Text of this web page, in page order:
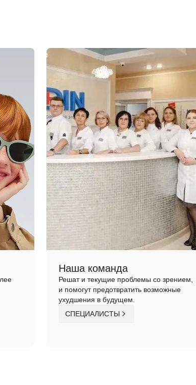
Наша команда
Решат и текущие проблемы со зрением,
и помогут предотвратить возможные
ухудшения в будущем.
СПЕЦИАЛИСТЫ